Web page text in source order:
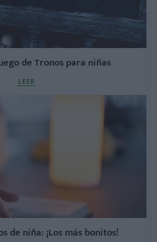
de Tronos para niñas
LEER
de niña: ¡Los más bonitos!